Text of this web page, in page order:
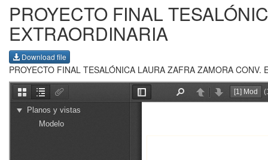
PROYECTO FINAL
EXTRAORDINARIA
Download file
PROYECTO FINAL TESALÓNICA LAURA ZAFRA ZAMORA CONV.